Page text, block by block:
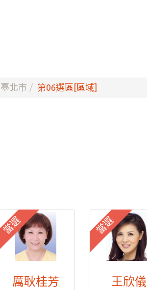
臺北市 第06選區[區域]
當選
厲耿桂芳
當選
王欣儀